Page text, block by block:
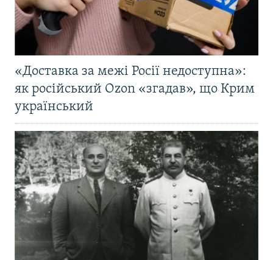
«Доставка за межі Росії недоступна»:
як російський Ozon «згадав», що Крим
український